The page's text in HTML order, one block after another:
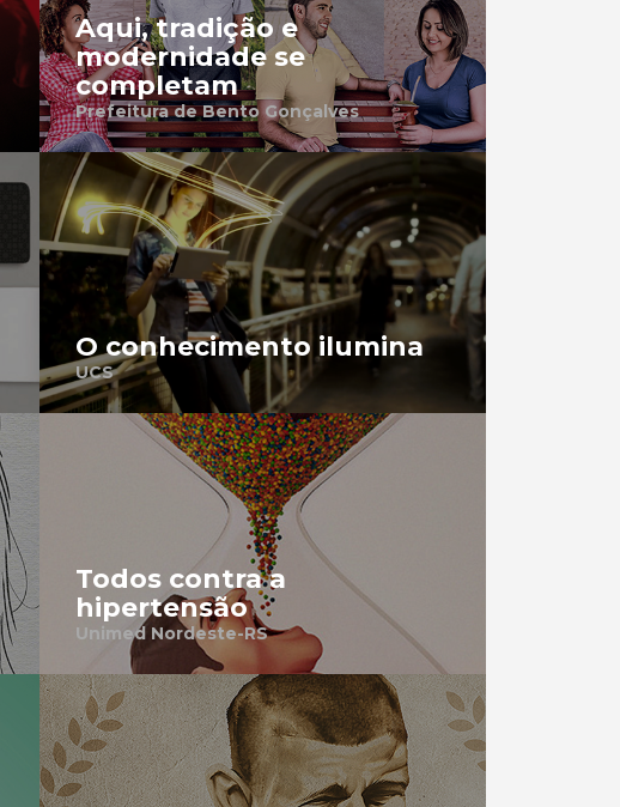
Aqui, tradição e
modernidade se
completam
Prefeitura de Bento Gonçalves
O conhecimento ilumina
UCS
Todos contra a
hipertensão
Unimed Nordeste-RS